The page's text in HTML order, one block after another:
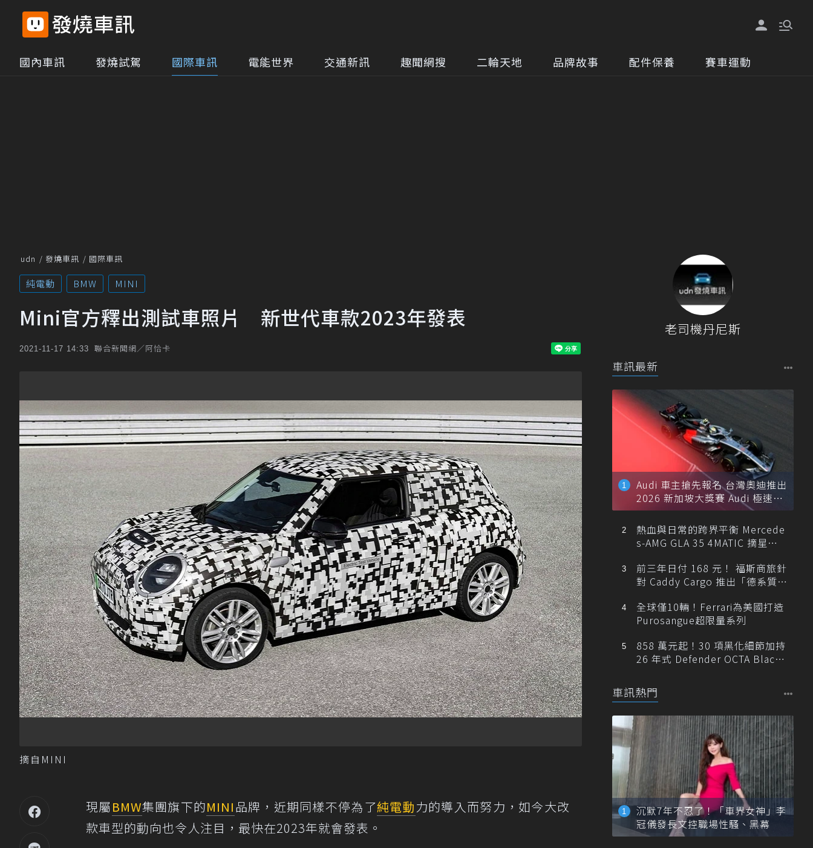
國內車訊 發燒試駕 國際車訊 電能世界 交通新訊 趣聞網搜 二輪天地 品牌故事 配件保養 賽車運動
udn 發燒車訊 國際車訊
純電動 BMW MINI
Mini官方釋出測試車照片 新世代車款2023年發表
2021-11-17 14:33 聯合新聞網／阿恰卡
摘自MINI
現屬BMW集團旗下的MINI品牌，近期同樣不停為了純電動力的導入而努力，如今大改
款車型的動向也令人注目，最快在2023年就會發表。
老司機丹尼斯
車訊最新
Audi 車主搶先報名 台灣奧迪推出
2026 新加坡大獎賽 Audi 極速之
旅
熱血與日常的跨界平衡 Mercede
s-AMG GLA 35 4MATIC 摘星版
前三年日付 168 元！ 福斯商旅針
對 Caddy Cargo 推出「德系質感
全球僅10輛！Ferrari為美國打造
Purosangue超限量系列
858 萬元起！30 項黑化細節加持
26 年式 Defender OCTA Black
車訊熱門
沉默7年不忍了！「車界女神」李
冠儀發長文控職場性騷、黑幕